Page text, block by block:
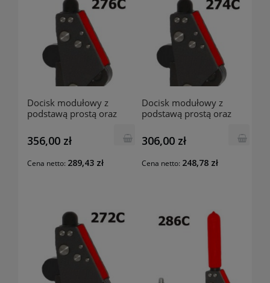
Docisk modułowy z
podstawą prostą oraz
356,00 zł
Cena netto: 289,43 zł
Docisk modułowy z
podstawą prostą oraz
306,00 zł
Cena netto: 248,78 zł